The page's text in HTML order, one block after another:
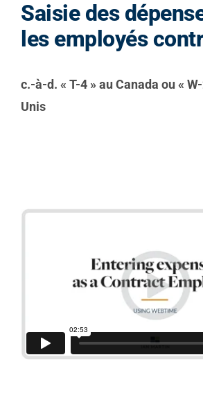
Saisie des
les employés
c.-à-d. « T-4 » au Canada ou «
Unis